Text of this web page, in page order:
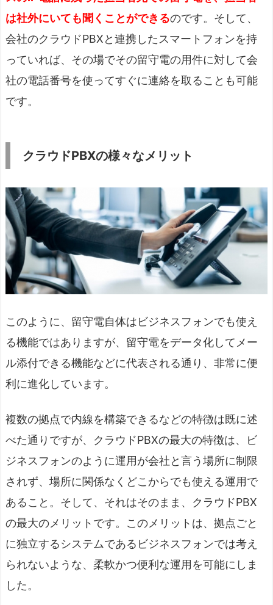
は社外にいても聞くことができるのです。そして、
会社のクラウドPBXと連携したスマートフォンを持
っていれば、その場でその留守電の用件に対して会
社の電話番号を使ってすぐに連絡を取ることも可能
です。
クラウドPBXの様々なメリット
このように、留守電自体はビジネスフォンでも使え
る機能ではありますが、留守電をデータ化してメー
ル添付できる機能などに代表される通り、非常に便
利に進化しています。
複数の拠点で内線を構築できるなどの特徴は既に述
べた通りですが、クラウドPBXの最大の特徴は、ビ
ジネスフォンのように運用が会社と言う場所に制限
されず、場所に関係なくどこからでも使える運用で
あること。そして、それはそのまま、クラウドPBX
の最大のメリットです。このメリットは、拠点ごと
に独立するシステムであるビジネスフォンでは考え
られないような、柔軟かつ便利な運用を可能にしま
した。